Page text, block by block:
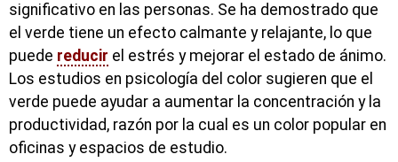
significativo en las personas. Se ha demostrado que
el verde tiene un efecto calmante y relajante, lo que
puede reducir el estrés y mejorar el estado de ánimo.
Los estudios en psicología del color sugieren que el
verde puede ayudar a aumentar la concentración y la
productividad, razón por la cual es un color popular en
oficinas y espacios de estudio.